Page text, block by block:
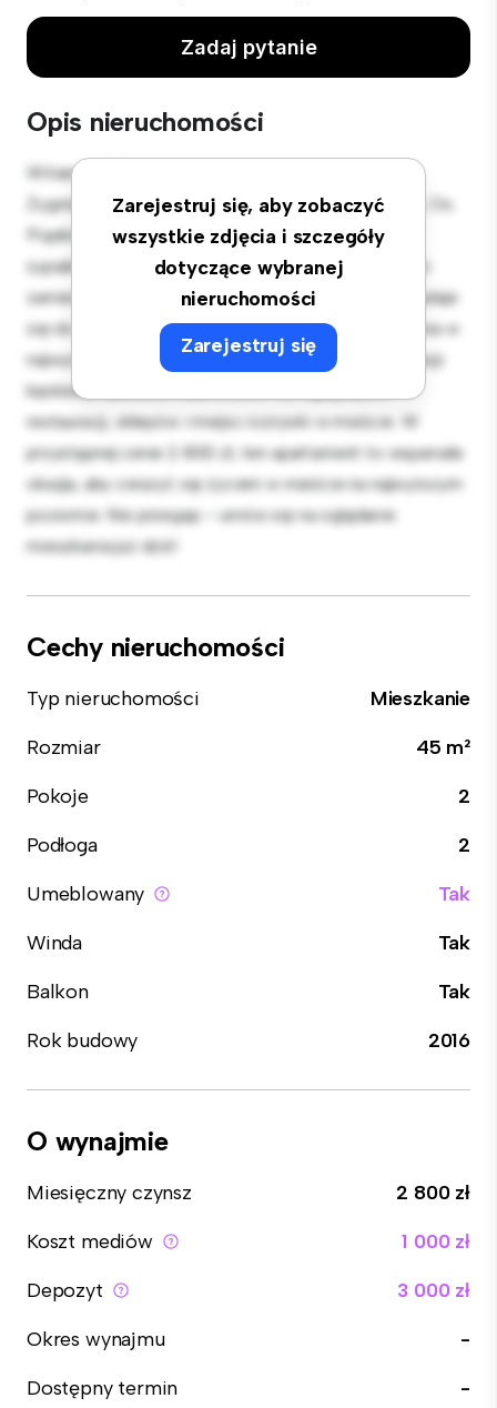
Zadaj pytanie
Opis nieruchomości
Zarejestruj się, aby zobaczyć
wszystkie zdjęcia i szczegóły
dotyczące wybranej
nieruchomości
Zarejestruj się
Witamy w Twojej nowej miejskiej oazie w
Zygmuntowska, małopolskie, Kraków, Prądnik Biały, Os.
Prądnik Biały! Ten nowoczesny apartament z 2
sypialniami oferuje stylową i przytulną przestrzeń do
zamieszkania. Otwarta koncepcja układu idealnie nadaje
się do rozrywki, a elegancka kuchnia jest wyposażona w
najwyższej jakości sprzęt. Dzięki doskonałej lokalizacji
będziesz zaledwie kilka kroków od najlepszych
restauracji, sklepów i miejsc rozrywki w mieście. W
przystępnej cenie 2 800 zł, ten apartament to wspaniała
okazja, aby cieszyć się życiem w mieście na najwyższym
poziomie. Nie przegap – umów się na oglądanie
mieszkania już dziś!
Cechy nieruchomości
Typ nieruchomości
Mieszkanie
Rozmiar
45 m²
Pokoje
2
Podłoga
2
Umeblowany
Tak
Winda
Tak
Balkon
Tak
Rok budowy
2016
O wynajmie
Miesięczny czynsz
2 800 zł
Koszt mediów
1 000 zł
Depozyt
3 000 zł
Okres wynajmu
-
Dostępny termin
-